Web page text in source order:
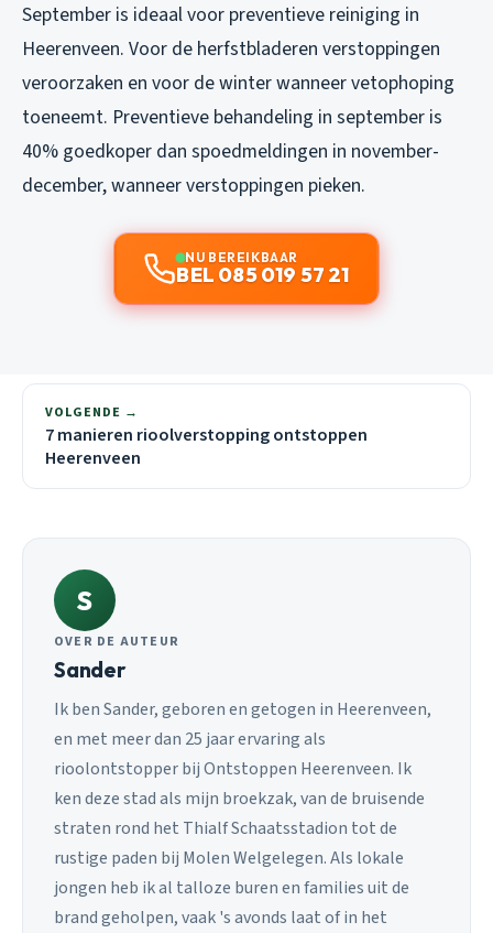
September is ideaal voor preventieve reiniging in
Heerenveen. Voor de herfstbladeren verstoppingen
veroorzaken en voor de winter wanneer vetophoping
toeneemt. Preventieve behandeling in september is
40% goedkoper dan spoedmeldingen in november-
december, wanneer verstoppingen pieken.
NU BEREIKBAAR
BEL 085 019 57 21
VOLGENDE →
7 manieren rioolverstopping ontstoppen
Heerenveen
S
OVER DE AUTEUR
Sander
Ik ben Sander, geboren en getogen in Heerenveen,
en met meer dan 25 jaar ervaring als
rioolontstopper bij Ontstoppen Heerenveen. Ik
ken deze stad als mijn broekzak, van de bruisende
straten rond het Thialf Schaatsstadion tot de
rustige paden bij Molen Welgelegen. Als lokale
jongen heb ik al talloze buren en families uit de
brand geholpen, vaak 's avonds laat of in het